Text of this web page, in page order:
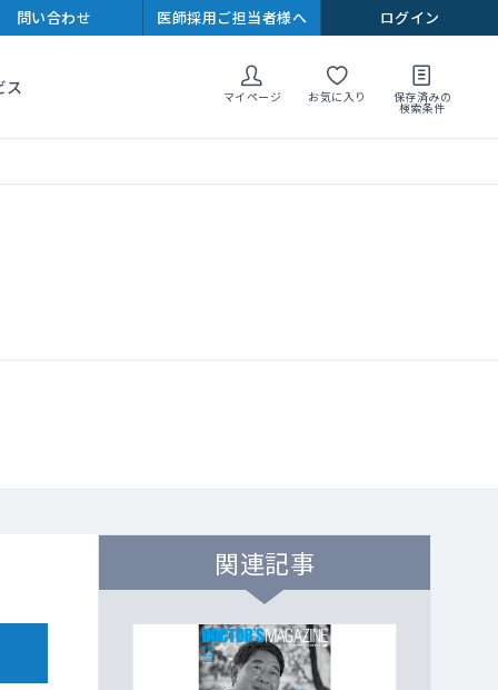
問い合わせ 医師採用ご担当者様へ ログイン
ス マイページ お気に入り 保存済みの
検索条件
関連記事